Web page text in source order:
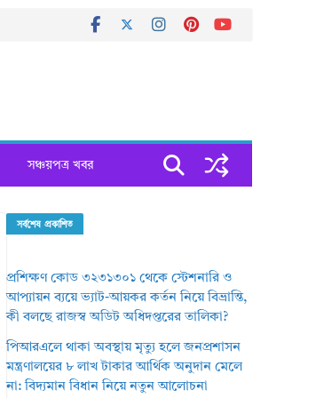
সঞ্চয়পত্র খবর
সর্বশেষ প্রকাশিত
প্রশিক্ষণ কোড ৩২৩১৩০১ থেকে স্টেশনারি ও
আপ্যায়ন ব্যয়ে ভ্যাট-আয়কর কর্তন নিয়ে বিভ্রান্তি,
কী বলছে রাজস্ব অডিট অধিদপ্তরের তালিকা?
পিআরএলে থাকা অবস্থায় মৃত্যু হলে জনপ্রশাসন
মন্ত্রণালয়ের ৮ লাখ টাকার আর্থিক অনুদান মেলে
না: বিদ্যমান বিধান নিয়ে নতুন আলোচনা